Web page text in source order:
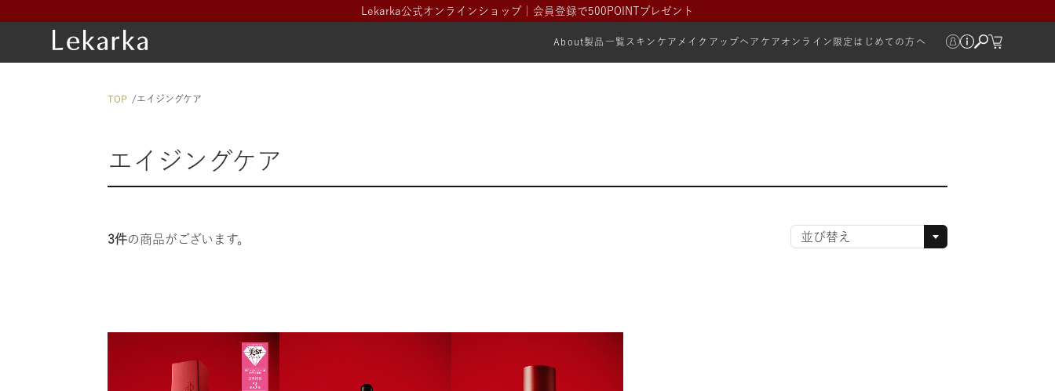
Lekarka公式オンラインショップ｜会員登録で500POINTプレゼント
About製品一覧 スキンケア メイクアップヘアケア オンライン限定 はじめての方へ
TOP エイジングケア
エイジングケア
3件の商品がございます。